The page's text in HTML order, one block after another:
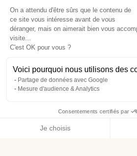
On a attendu d'être sûrs que le contenu de
ce site vous intéresse avant de vous
déranger, mais on aimerait bien vous
visite...
C'est OK pour vous ?
Voici pourquoi nous utilisons des
Partage de données avec Google
Mesure d'audience & Analytics
Consentements certifiés par
Je choisis